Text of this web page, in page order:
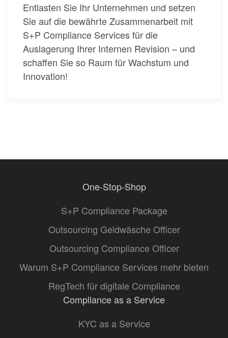
Entlasten Sie Ihr Unternehmen und setzen
Sie auf die bewährte Zusammenarbeit mit
S+P Compliance Services für die
Auslagerung Ihrer Internen Revision – und
schaffen Sie so Raum für Wachstum und
Innovation!
One-Stop-Shop
S+P Compliance Package
Outsourcing Geldwäsche Officer
Outsourcing Compliance Officer
Warum S+P Compliance Services mehr bieten
RegTech für digitale Compliance
Compliance as a Service
KYC as a Service